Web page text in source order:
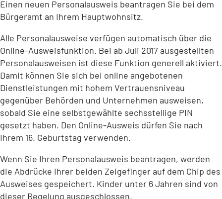
Einen neuen Personalausweis beantragen Sie bei dem
Bürgeramt an Ihrem Hauptwohnsitz.
Alle Personalausweise verfügen automatisch über die
Online-Ausweisfunktion. Bei ab Juli 2017 ausgestellten
Personalausweisen ist diese Funktion generell aktiviert.
Damit können Sie sich bei online angebotenen
Dienstleistungen mit hohem Vertrauensniveau
gegenüber Behörden und Unternehmen ausweisen,
sobald Sie eine selbstgewählte sechsstellige PIN
gesetzt haben. Den Online-Ausweis dürfen Sie nach
Ihrem 16. Geburtstag verwenden.
Wenn Sie Ihren Personalausweis beantragen, werden
die Abdrücke Ihrer beiden Zeigefinger auf dem Chip des
Ausweises gespeichert. Kinder unter 6 Jahren sind von
dieser Regelung ausgeschlossen.